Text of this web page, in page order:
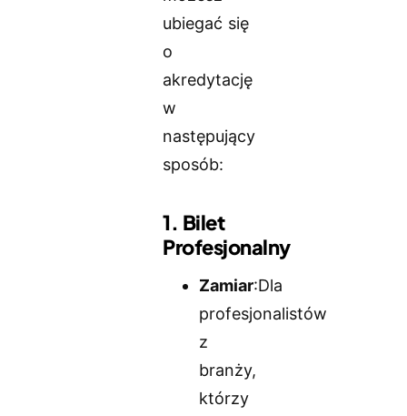
ubiegać się
o
akredytację
w
następujący
sposób:
1. Bilet
Profesjonalny
Zamiar:Dla
profesjonalistów
z
branży,
którzy